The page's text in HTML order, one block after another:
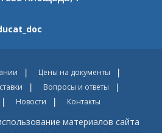
Цены на документы
Вопросы и ответы
Новости Контакты
материалов сайта